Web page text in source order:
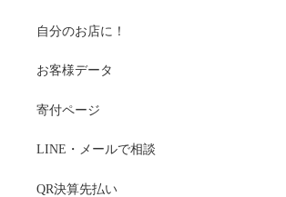
自分のお店に！
お客様データ
寄付ページ
LINE・メールで相談
QR決算先払い